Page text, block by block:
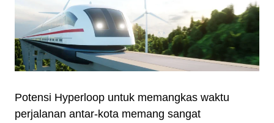
Potensi Hyperloop untuk memangkas waktu
perjalanan antar-kota memang sangat